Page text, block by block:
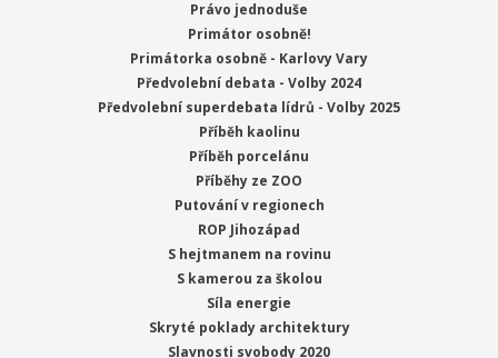
Právo jednoduše
Primátor osobně!
Primátorka osobně - Karlovy Vary
Předvolební debata - Volby 2024
Předvolební superdebata lídrů - Volby 2025
Příběh kaolinu
Příběh porcelánu
Příběhy ze ZOO
Putování v regionech
ROP Jihozápad
S hejtmanem na rovinu
S kamerou za školou
Síla energie
Skryté poklady architektury
Slavnosti svobody 2020